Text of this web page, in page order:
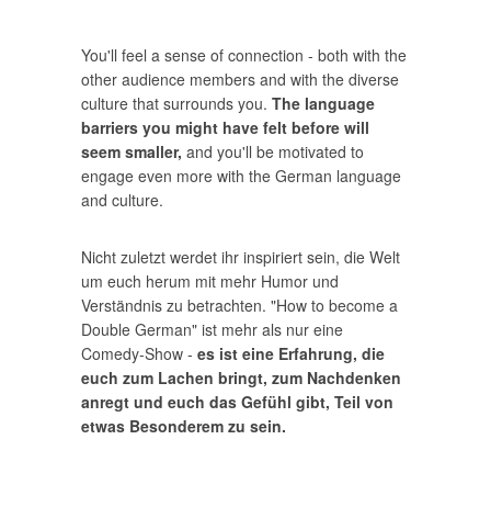
You'll feel a sense of connection - both with the
other audience members and with the diverse
culture that surrounds you. The language
barriers you might have felt before will
seem smaller, and you'll be motivated to
engage even more with the German language
and culture.
Nicht zuletzt werdet ihr inspiriert sein, die Welt
um euch herum mit mehr Humor und
Verständnis zu betrachten. "How to become a
Double German" ist mehr als nur eine
Comedy-Show - es ist eine Erfahrung, die
euch zum Lachen bringt, zum Nachdenken
anregt und euch das Gefühl gibt, Teil von
etwas Besonderem zu sein.